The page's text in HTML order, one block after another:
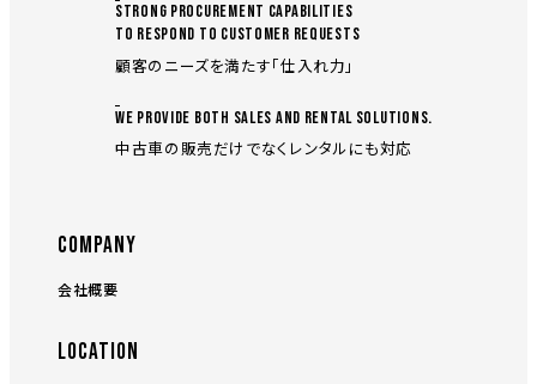
STRONG PROCUREMENT CAPABILITIES
TO RESPOND TO CUSTOMER REQUESTS
顧客のニーズを満たす「仕入れ力」
WE PROVIDE BOTH SALES AND RENTAL SOLUTIONS.
中古車の販売だけでなくレンタルにも対応
COMPANY
会社概要
LOCATION